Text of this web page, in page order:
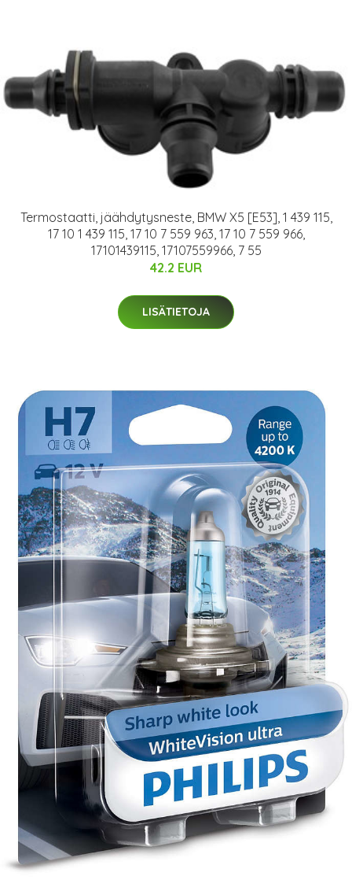
Termostaatti, jäähdytysneste, BMW X5 [E53], 1 439 115,
17 10 1 439 115, 17 10 7 559 963, 17 10 7 559 966,
17101439115, 17107559966, 7 55
42.2 EUR
LISÄTIETOJA